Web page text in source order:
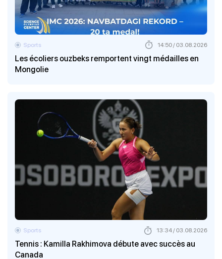
Les écoliers ouzbeks remportent vingt médailles en
Mongolie
Sports 14:50 / 03.08.2026
Tennis : Kamilla Rakhimova débute avec succès au
Canada
Sports 13:34 / 03.08.2026